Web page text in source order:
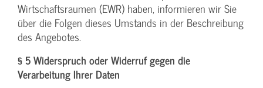
Wirtschaftsraumen (EWR) haben, informieren wir Sie
über die Folgen dieses Umstands in der Beschreibung
des Angebotes.
§ 5 Widerspruch oder Widerruf gegen die
Verarbeitung Ihrer Daten